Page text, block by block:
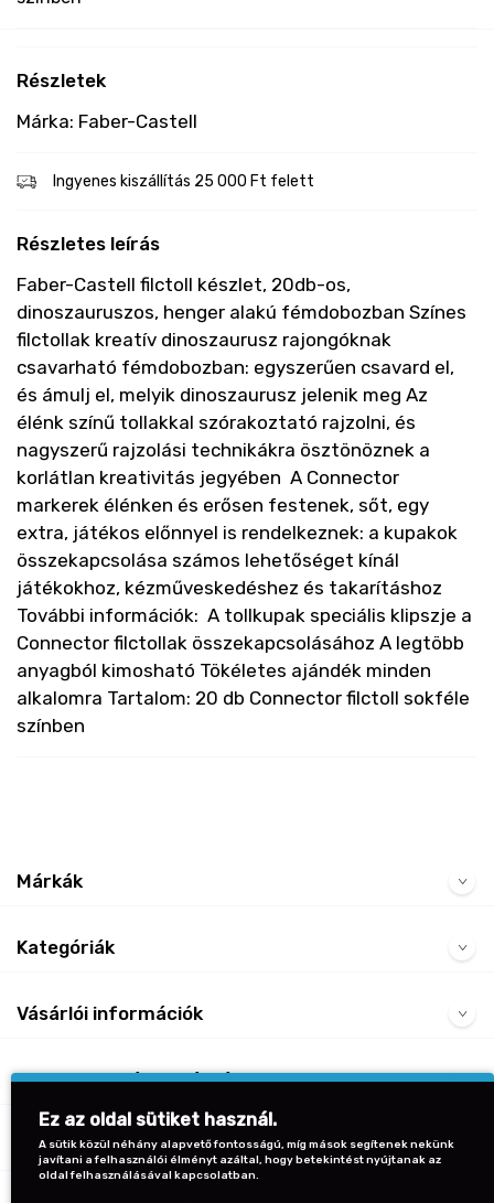
Részletes leírás
Faber-Castell filctoll készlet, 20db-os,
dinoszauruszos, henger alakú fémdobozban Színes
filctollak kreatív dinoszaurusz rajongóknak
csavarható fémdobozban: egyszerűen csavard el,
és ámulj el, melyik dinoszaurusz jelenik meg Az
élénk színű tollakkal szórakoztató rajzolni, és
nagyszerű rajzolási technikákra ösztönöznek a
korlátlan kreativitás jegyében A Connector
markerek élénken és erősen festenek, sőt, egy
extra, játékos előnnyel is rendelkeznek: a kupakok
összekapcsolása számos lehetőséget kínál
játékokhoz, kézműveskedéshez és takarításhoz
További információk: A tollkupak speciális klipszje a
Connector filctollak összekapcsolásához A legtöbb
anyagból kimosható Tökéletes ajándék minden
alkalomra Tartalom: 20 db Connector filctoll sokféle
színben
Részletek
Márka: Faber-Castell
Ingyenes kiszállítás 25 000 Ft felett
Márkák
Kategóriák
Vásárlói információk
Gyakran Ismételt Kérdések
Kapcsolat
Ez az oldal sütiket használ.
A sütik közül néhány alapvető fontosságú, míg mások segítenek nekünk
javítani a felhasználói élményt azáltal, hogy betekintést nyújtanak az
oldal felhasználásával kapcsolatban.